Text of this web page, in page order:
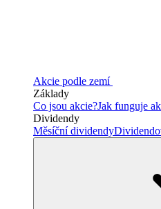
Akcie podle zemí
Základy
Co jsou akcie?Jak funguje
Dividendy
Měsíční dividendy